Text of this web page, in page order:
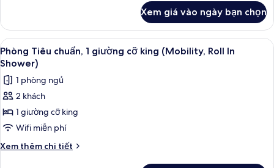
cỡ
king
(Communications)
Phòng
Tiêu
chuẩn,
1
cỡ
king
Xem giá vào ngày bạn chọn
Xem
tất
cả
ảnh
Phòng
Tiêu
chuẩn,
1
Bộ đồ giường cao cấp, két bảo mật
7
Phòng Tiêu chuẩn, 1 giường cỡ king (Mobility, Roll In
Shower)
1 phòng ngủ
2 khách
1 giường cỡ king
Wifi miễn phí
Xem thêm chi tiết
Chi